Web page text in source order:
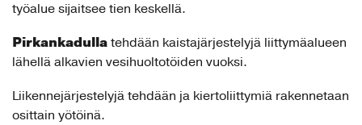
työalue sijaitsee tien keskellä.
Pirkankadulla tehdään kaistajärjestelyjä liittymäalueen
lähellä alkavien vesihuoltotöiden vuoksi.
Liikennejärjestelyjä tehdään ja kiertoliittymiä rakennetaan
osittain yötöinä.